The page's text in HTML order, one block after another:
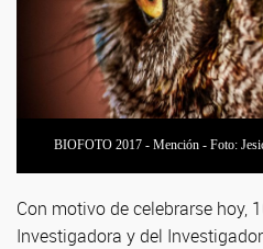
BIOFOTO 2017 - Mención - Foto:
Con motivo de celebrarse hoy,
Investigadora y del